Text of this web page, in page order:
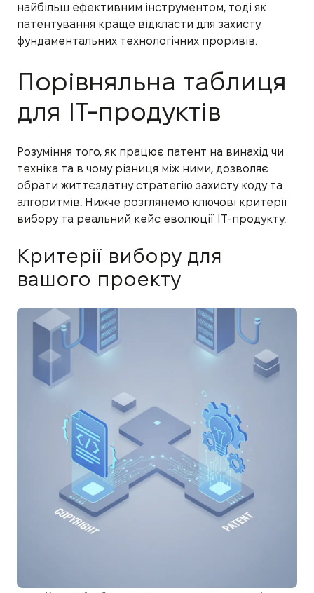
найбільш ефективним інструментом, тоді як
патентування краще відкласти для захисту
фундаментальних технологічних проривів.
Порівняльна таблиця
для IT-продуктів
Розуміння того, як працює патент на винахід чи
техніка та в чому різниця між ними, дозволяє
обрати життєздатну стратегію захисту коду та
алгоритмів. Нижче розглянемо ключові критерії
вибору та реальний кейс еволюції IT-продукту.
Критерії вибору для
вашого проекту